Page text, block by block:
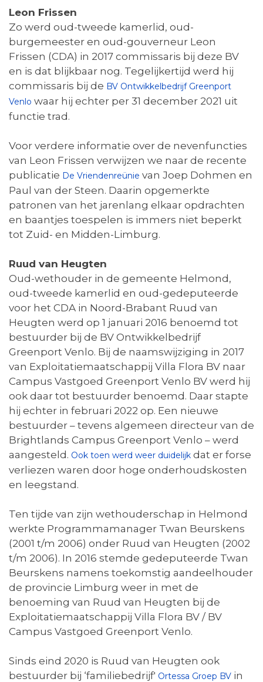
Leon Frissen
Zo werd oud-tweede kamerlid, oud-
burgemeester en oud-gouverneur Leon
Frissen (CDA) in 2017 commissaris bij deze BV
en is dat blijkbaar nog. Tegelijkertijd werd hij
commissaris bij de BV Ontwikkelbedrijf Greenport
Venlo waar hij echter per 31 december 2021 uit
functie trad.
Voor verdere informatie over de nevenfuncties
van Leon Frissen verwijzen we naar de recente
publicatie De Vriendenreünie van Joep Dohmen en
Paul van der Steen. Daarin opgemerkte
patronen van het jarenlang elkaar opdrachten
en baantjes toespelen is immers niet beperkt
tot Zuid- en Midden-Limburg.
Ruud van Heugten
Oud-wethouder in de gemeente Helmond,
oud-tweede kamerlid en oud-gedeputeerde
voor het CDA in Noord-Brabant Ruud van
Heugten werd op 1 januari 2016 benoemd tot
bestuurder bij de BV Ontwikkelbedrijf
Greenport Venlo. Bij de naamswijziging in 2017
van Exploitatiemaatschappij Villa Flora BV naar
Campus Vastgoed Greenport Venlo BV werd hij
ook daar tot bestuurder benoemd. Daar stapte
hij echter in februari 2022 op. Een nieuwe
bestuurder – tevens algemeen directeur van de
Brightlands Campus Greenport Venlo – werd
aangesteld. Ook toen werd weer duidelijk dat er forse
verliezen waren door hoge onderhoudskosten
en leegstand.
Ten tijde van zijn wethouderschap in Helmond
werkte Programmamanager Twan Beurskens
(2001 t/m 2006) onder Ruud van Heugten (2002
t/m 2006). In 2016 stemde gedeputeerde Twan
Beurskens namens toekomstig aandeelhouder
de provincie Limburg weer in met de
benoeming van Ruud van Heugten bij de
Exploitatiemaatschappij Villa Flora BV / BV
Campus Vastgoed Greenport Venlo.
Sinds eind 2020 is Ruud van Heugten ook
bestuurder bij ‘familiebedrijf' Ortessa Groep BV in